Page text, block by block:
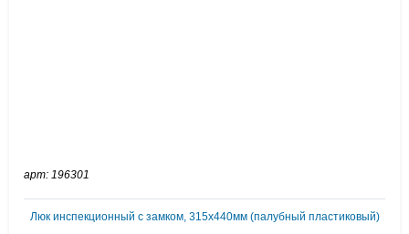
арт: 196301
Люк инспекционный с замком, 315x440мм (палубный пластиковый)